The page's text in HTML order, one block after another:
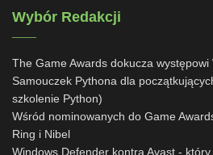
Wybór Redakcji
The Game Awards dokucza występowi
Samouczek Pythona dla
szkolenie Python)
Wśród nominowanych do Game
Ring i Nibel
Windows Defender kontra Avast -